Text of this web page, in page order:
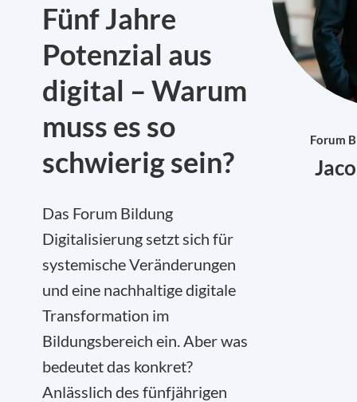
Fünf Jahre
Potenzial aus
digital – Warum
muss es so
schwierig sein?
Das Forum Bildung
Digitalisierung setzt sich für
systemische Veränderungen
und eine nachhaltige digitale
Transformation im
Bildungsbereich ein. Aber was
bedeutet das konkret?
Anlässlich des fünfjährigen
Forum